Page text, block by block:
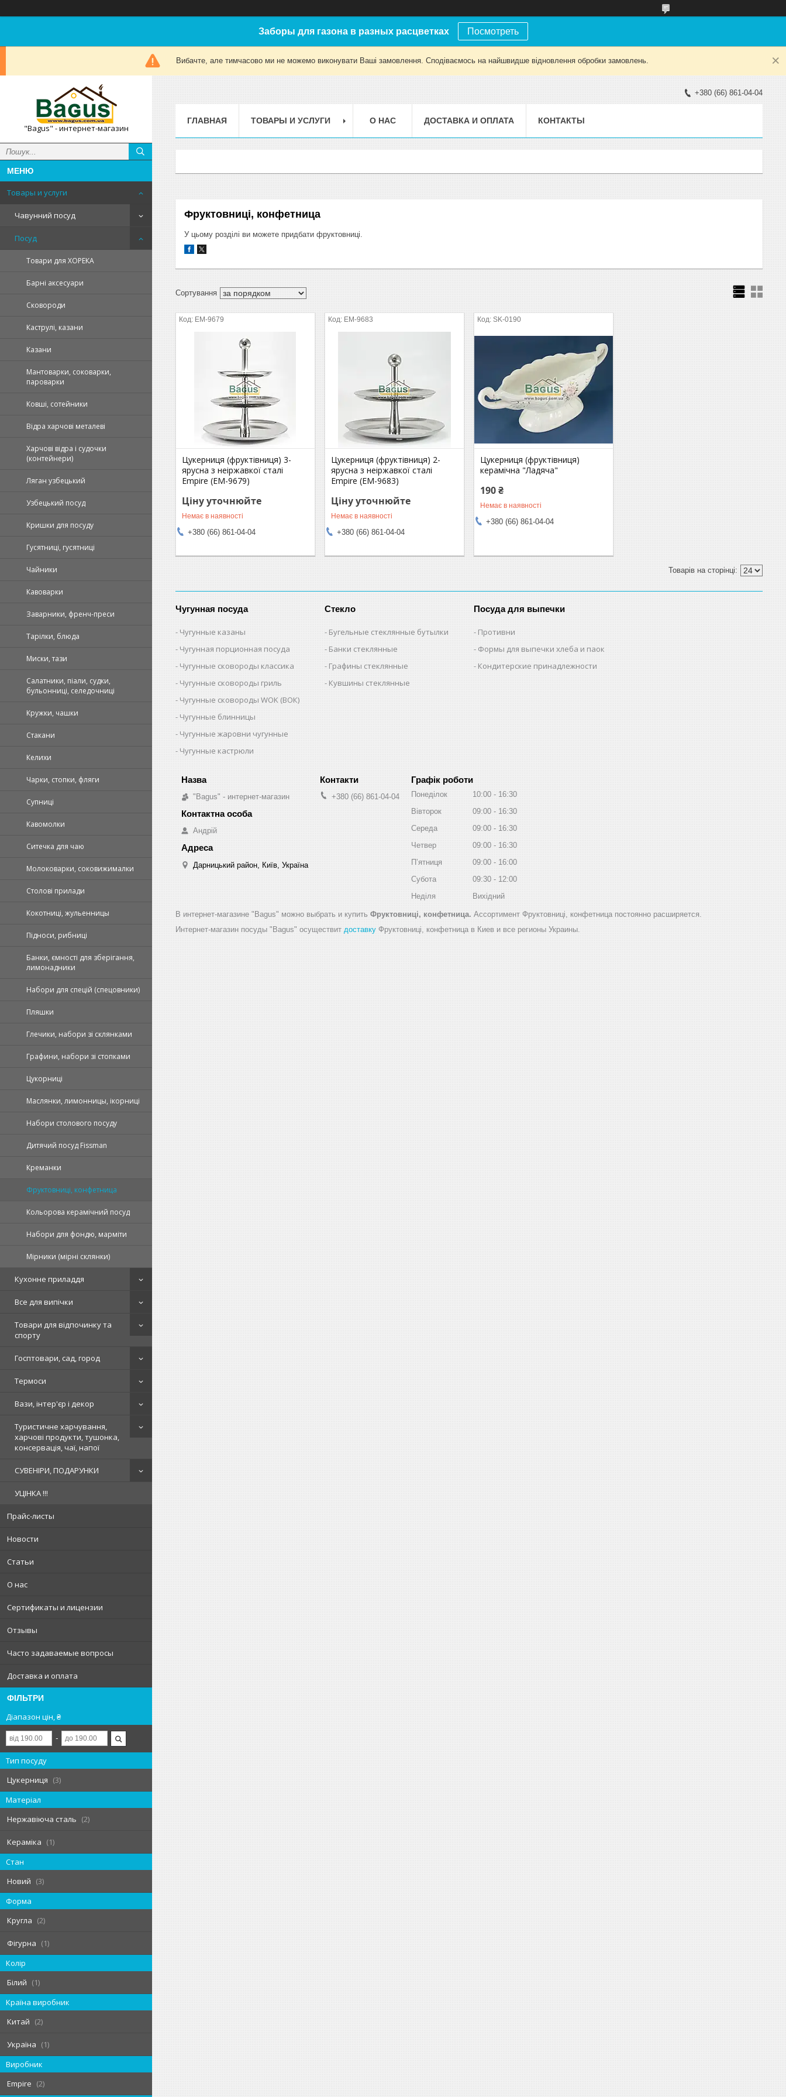
Заборы для газона в разных расцветках Посмотреть
Вибачте, але тимчасово ми не можемо виконувати Ваші замовлення. Сподіваємось на найшвидше відновлення обробки замовлень.
"Bagus" - интернет-магазин
Товары и услуги
Чавунний посуд
Посуд
Товари для ХОРЕКА
Барні аксесуари
Сковороди
Каструлі, казани
Казани
Мантоварки, соковарки,
пароварки
Ковші, сотейники
Відра харчові металеві
Харчові відра і судочки
(контейнери)
Ляган узбецький
Узбецький посуд
Кришки для посуду
Гусятниці, гусятниці
Чайники
Кавоварки
Заварники, френч-преси
Тарілки, блюда
Миски, тази
Салатники, піали, судки,
бульонниці, селедочниці
Кружки, чашки
Стакани
Келихи
Чарки, стопки, фляги
Супниці
Кавомолки
Ситечка для чаю
Молоковарки, соковижималки
Столові прилади
Кокотниці, жульенницы
Підноси, рибниці
Банки, ємності для зберігання,
лимонадники
Набори для спецій (спецовники)
Пляшки
Глечики, набори зі склянками
Графини, набори зі стопками
Цукорниці
Маслянки, лимонницы, ікорниці
Набори столового посуду
Дитячий посуд Fissman
Креманки
Фруктовниці, конфетница
Кольорова керамічний посуд
Набори для фондю, марміти
Мірники (мірні склянки)
Кухонне приладдя
Все для випічки
Товари для відпочинку та
спорту
Госптовари, сад, город
Термоси
Вази, інтер'єр і декор
Туристичне харчування,
харчові продукти, тушонка,
консервація, чаї, напої
СУВЕНІРИ, ПОДАРУНКИ
УЦІНКА !!!
Прайс-листы
Новости
Статьи
О нас
Сертификаты и лицензии
Отзывы
Часто задаваемые вопросы
Доставка и оплата
ФІЛЬТРИ
Діапазон цін, ₴
Тип посуду
Цукерниця
3
Матеріал
Нержавіюча сталь
2
Кераміка
1
Стан
Новий
3
Форма
Кругла
2
Фігурна
1
Колір
Білий
1
Країна виробник
Китай
2
Україна
1
Виробник
Empire
2
+380 (66) 861-04-04
ГЛАВНАЯ ТОВАРЫ И УСЛУГИ О НАС ДОСТАВКА И ОПЛАТА КОНТАКТЫ
Фруктовниці, конфетница
У цьому розділі ви можете придбати фруктовниці.
EM-9679
Цукерниця (фруктівниця) 3-
ярусна з неіржавкої сталі
Empire (EM-9679)
Ціну уточнюйте
Немає в наявності
+380 (66) 861-04-04
EM-9683
Цукерниця (фруктівниця) 2-
ярусна з неіржавкої сталі
Empire (EM-9683)
Ціну уточнюйте
Немає в наявності
+380 (66) 861-04-04
SK-0190
Цукерниця (фруктівниця)
керамічна "Ладяча"
190 ₴
Немає в наявності
+380 (66) 861-04-04
Чугунная посуда
Чугунные казаны
Чугунная порционная посуда
Чугунные сковороды классика
Чугунные сковороды гриль
Чугунные сковороды WOK (ВОК)
Чугунные блинницы
Чугунные жаровни чугунные
Чугунные кастрюли
Стекло
Бугельные стеклянные бутылки
Банки стеклянные
Графины стеклянные
Кувшины стеклянные
Посуда для выпечки
Противни
Формы для выпечки хлеба и паок
Кондитерские принадлежности
"Bagus" - интернет-магазин
Андрій
Дарницький район, Київ, Україна
+380 (66) 861-04-04
Графік роботи
Понеділок 10:00
16:30
Вівторок
09:00
16:30
Середа
09:00
16:30
Четвер
09:00
16:30
Пʼятниця
09:00
16:00
Субота
09:30
12:00
Неділя
Вихідний
В интернет-магазине "Bagus" можно выбрать и купить Фруктовниці, конфетница. Ассортимент Фруктовниці, конфетница постоянно расширяется.
Интернет-магазин посуды "Bagus" осуществит доставку Фруктовниці, конфетница в Киев и все регионы Украины.